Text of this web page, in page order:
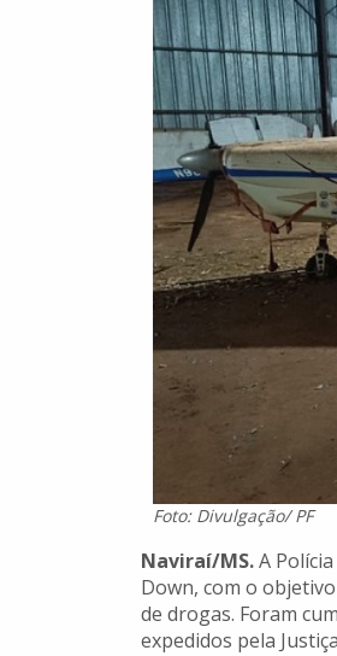
Foto: Divulgação/ PF
Naviraí/MS.A
Down, com o
de drogas. Foram
expedidos pela